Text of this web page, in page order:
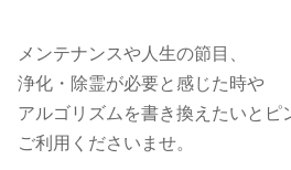
メンテナンスや人生の節目、
浄化・除霊が必要と感じた時や
アルゴリズムを書き換えたいとピ
ご利用くださいませ。